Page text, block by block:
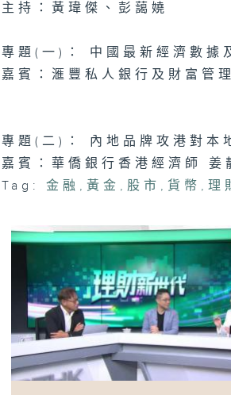
主持：黃瑋傑、彭藹嬈
專題(一)： 中國最新經濟數據
嘉賓：滙豐私人銀行及財富管
專題(二)： 內地品牌攻港對本
嘉賓：華僑銀行香港經濟師 姜
Tag:
金融 , 黃金 ,股市 ,貨幣 ,理